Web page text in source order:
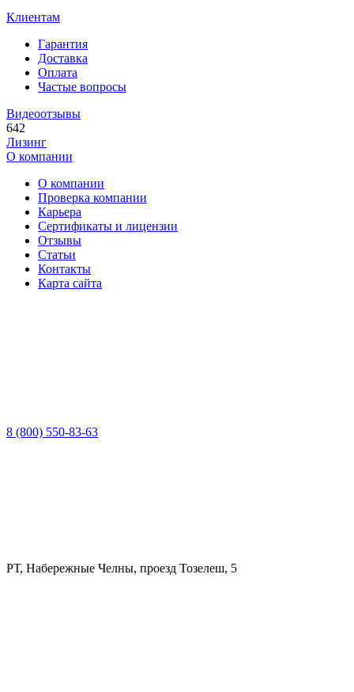
Клиентам
Гарантия
Доставка
Оплата
Частые вопросы
Видеоотзывы
642
Лизинг
О компании
О компании
Проверка компании
Карьера
Сертификаты и лицензии
Отзывы
Статьи
Контакты
Карта сайта
8 (800) 550-83-63
РТ, Набережные Челны, проезд Тозелеш, 5